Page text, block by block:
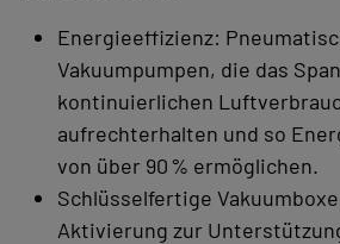
Energieeffizienz:
Vakuumpumpen, die das
kontinuierlichen
aufrechterhalten und so
von über 90 % ermöglichen.
Schlüsselfertige
Aktivierung zur